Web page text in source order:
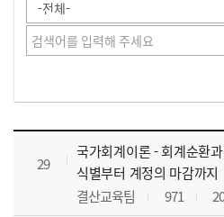
사이버교육영상 목록 으로 번호, 제목, 작성자, 조회수, 등록 일, 첨부파일로 나열 되고 있습니다.
29
국가회계이론 - 회계순환
식별부터 계정의 마감까지
결산교육팀
971